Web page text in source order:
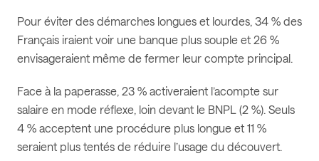
Pour éviter des démarches longues et lourdes, 34 % des
Français iraient voir une banque plus souple et 26 %
envisageraient même de fermer leur compte principal.
Face à la paperasse, 23 % activeraient l’acompte sur
salaire en mode réflexe, loin devant le BNPL (2 %). Seuls
4 % acceptent une procédure plus longue et 11 %
seraient plus tentés de réduire l’usage du découvert.